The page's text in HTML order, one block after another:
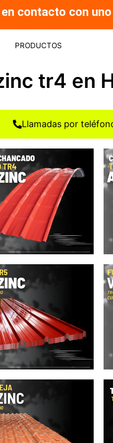
en contacto con
PRODUCTOS
tr4 en
Llamadas por